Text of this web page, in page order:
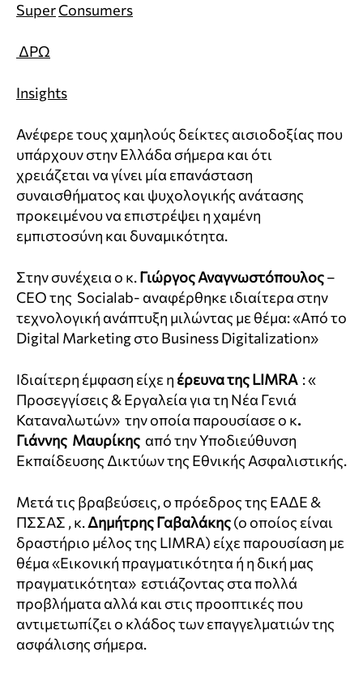
SuperConsumers
ΔΡΩ
Insights
Ανέφερε τους χαμηλούς δείκτες αισιοδοξίας που
υπάρχουν στην Ελλάδα σήμερα και ότι
χρειάζεται να γίνει μία επανάσταση
συναισθήματος και ψυχολογικής ανάτασης
προκειμένου να επιστρέψει η χαμένη
εμπιστοσύνη και δυναμικότητα.
Στην συνέχεια ο κ.Γιώργος Αναγνωστόπουλος–
CEO της Socialab- αναφέρθηκε ιδιαίτερα στην
τεχνολογική ανάπτυξη μιλώντας με θέμα: «Aπό το
Digital Marketing στο Βusiness Digitalization»
Iδιαίτερη έμφαση είχε η έρευνα της LIMRA: «
Προσεγγίσεις & Εργαλεία για τη Νέα Γενιά
Καταναλωτών» την οποία παρουσίασε ο κ.
Γιάννης Μαυρίκης από την Υποδιεύθυνση
Εκπαίδευσης Δικτύων της Εθνικής Ασφαλιστικής.
Μετά τις βραβεύσεις, ο πρόεδρος της ΕΑΔΕ &
ΠΣΣΑΣ , κ.Δημήτρης Γαβαλάκης(ο οποίος είναι
δραστήριο μέλος της LIMRA) είχε παρουσίαση με
θέμα «Εικονική πραγματικότητα ή η δική μας
πραγματικότητα» εστιάζοντας στα πολλά
προβλήματα αλλά και στις προοπτικές που
αντιμετωπίζει ο κλάδος των επαγγελματιών της
ασφάλισης σήμερα.